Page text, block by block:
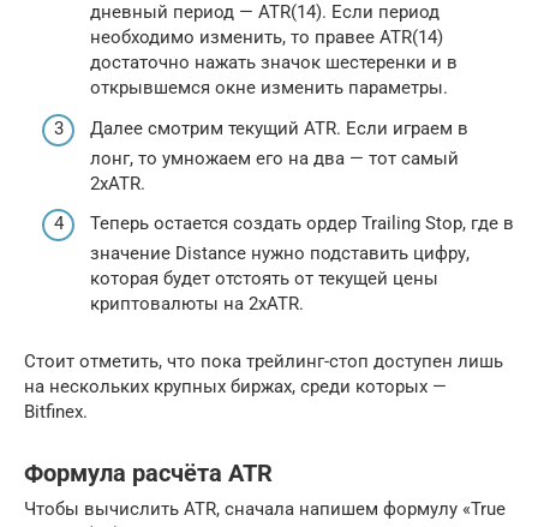
дневный период — ATR(14). Если период
необходимо изменить, то правее ATR(14)
достаточно нажать значок шестеренки и в
открывшемся окне изменить параметры.
Далее смотрим текущий ATR. Если играем в
лонг, то умножаем его на два — тот самый
2xATR.
Теперь остается создать ордер Trailing Stop, где в
значение Distance нужно подставить цифру,
которая будет отстоять от текущей цены
криптовалюты на 2xATR.
Стоит отметить, что пока трейлинг-стоп доступен лишь
на нескольких крупных биржах, среди которых —
Bitfinex.
Формула расчёта ATR
Чтобы вычислить ATR, сначала напишем формулу «True